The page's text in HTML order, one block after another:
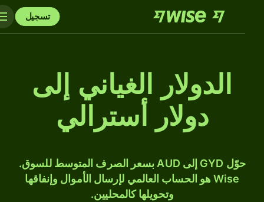
تسجيل
الدولار الغياني إلى
دولار أسترالي
حوّل GYD إلى AUD بسعر الصرف المتوسط للسوق.
Wise هو الحساب العالمي لإرسال الأموال وإنفاقها
وتحويلها كالمحليين.